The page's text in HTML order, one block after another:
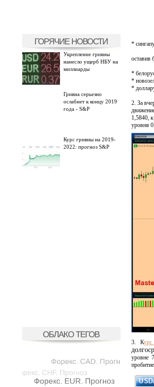
ГОРЯЧИЕ НОВОСТИ
Укрепление гривны
нанесло ущерб НБУ на
миллиарды
Гривна серьезно
ослабнет к концу 2019
года - S&P
Курс гривны на 2019-
2022: прогноз S&P
ОБЛАКО ТЕГОВ
*
оставив
*
*
*
2. За
1,5840,
уровня
3.К
уровне